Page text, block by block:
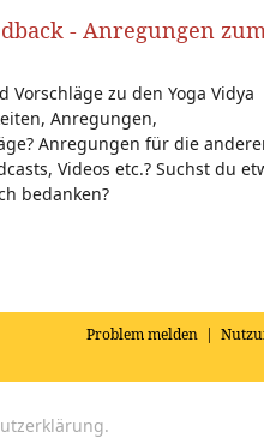
- Anregungen
zu den Yoga Vidya
Anregungen,
Anregungen für die
Videos etc.? Suchst du
bedanken?
Problem melden |